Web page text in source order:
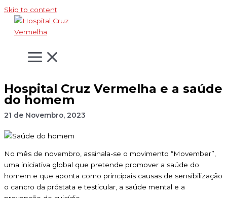
Skip to content
Hospital Cruz Vermelha e a saúde
do homem
21 de Novembro, 2023
No mês de novembro, assinala-se o movimento “Movember”,
uma iniciativa global que pretende promover a saúde do
homem e que aponta como principais causas de sensibilização
o cancro da próstata e testicular, a saúde mental e a